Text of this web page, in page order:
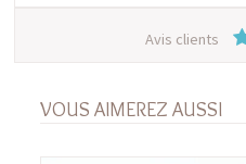
Avis clients
VOUS AIMEREZ AUSSI